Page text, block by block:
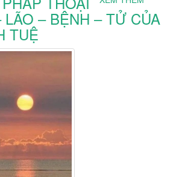
– BỆNH – TỬ CỦA
TUỆ